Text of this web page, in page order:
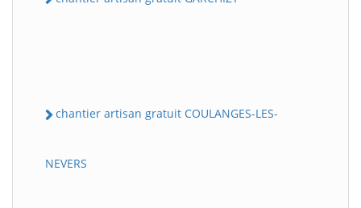
chantier artisan gratuit COULANGES-LES-
NEVERS